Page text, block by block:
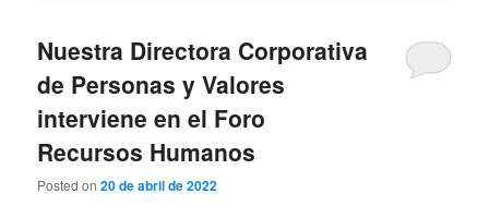
Nuestra Directora Corporativa
de Personas y Valores
interviene en el Foro
Recursos Humanos
Posted on20 de abril de 2022